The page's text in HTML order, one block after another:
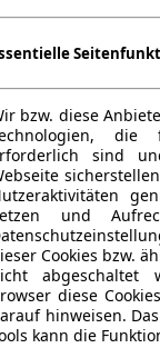
bzw. diese
die
sind
und
Cookies bzw.
abgeschaltet
diese
hinweisen.
kann die